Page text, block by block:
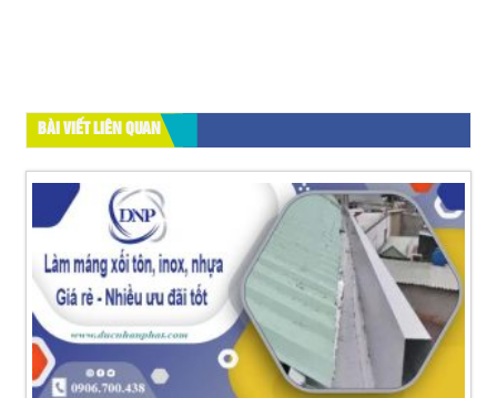
BÀI VIẾT LIÊN QUAN